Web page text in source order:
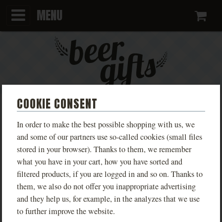
COOKIE CONSENT
In order to make the best possible shopping with us, we
and some of our partners use so-called cookies (small files
stored in your browser). Thanks to them, we remember
what you have in your cart, how you have sorted and
filtered products, if you are logged in and so on. Thanks to
them, we also do not offer you inappropriate advertising
and they help us, for example, in the analyzes that we use
to further improve the website.
MENU
PIVOVAR NOMÁD
Když jsem začal hledat poprvé jméno pro koncept pivovaru
bez pivovaru, který běžně fungoval v zahraničí, nelíbilo se
mi označení v angličtině. Gypsy brewery, netřeba
překládat, jaksi konfliktní pojmenování. Contract breweing
zase složité. Proto přišel nápad a odkaz na dvacet práce u
ČSA, kde jsem měl možnost cestovat po světě a